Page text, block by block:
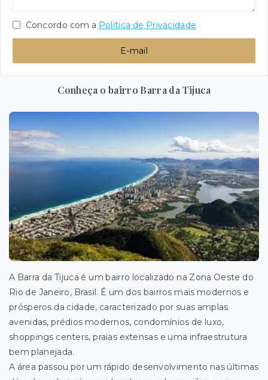
Concordo com a Política de Privacidade
E-mail
Conheça o bairro Barra da Tijuca
A Barra da Tijuca é um bairro localizado na Zona Oeste do
Rio de Janeiro, Brasil. É um dos bairros mais modernos e
prósperos da cidade, caracterizado por suas amplas
avenidas, prédios modernos, condomínios de luxo,
shoppings centers, praias extensas e uma infraestrutura
bem planejada.
A área passou por um rápido desenvolvimento nas últimas